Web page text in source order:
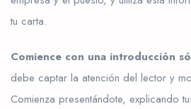
tu carta.
Comience con una introducción
debe captar la atención del lector y
Comienza presentándote, explicando